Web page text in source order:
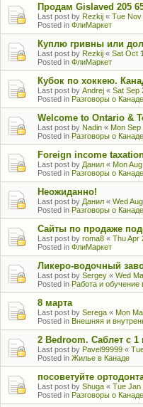
Продам Gislaved 205
Last post by Rezkij « Tue Nov
Posted in ФлиМаркет
Куплю гривны или
Last post by Rezkij « Sat Oct
Posted in ФлиМаркет
Кубок по хоккею.
Last post by Andrej « Sat Sep
Posted in Разговоры о Канаде
Welcome to Ontario &
Last post by Nadin « Mon Sep
Posted in Разговоры о Канаде
Foreign income
Last post by Данил « Mon
Posted in Разговоры о Канаде
Неожиданно!
Last post by Данил « Wed
Posted in Разговоры о Канаде
Сайты по продаже
Last post by roma8 « Thu Apr
Posted in ФлиМаркет
Ликеро-водочный
Last post by Sergey « Wed
Posted in Работа и обучение
8 марта
Last post by Serega « Mon
Posted in Внешняя и
2 Bedroom. Саблет с 1
Last post by Pavel99999 «
Posted in Жилье в Канаде
посоветуйте
Last post by Shuga « Tue Jan
Posted in Разговоры о Канаде